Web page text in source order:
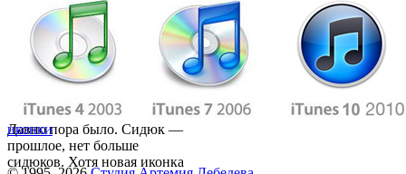
Давно пора было. Сидюк —
прошлое, нет больше
сидюков. Хотя новая иконка
иконки